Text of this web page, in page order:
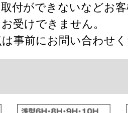
付ができないなどお
受けできません。
事前にお問い合わせ